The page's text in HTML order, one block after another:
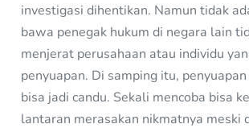
investigasi dihentikan. Namun tidak
bawa penegak hukum di negara lain
menjerat perusahaan atau individu
penyuapan. Di samping itu, penyuapan
bisa jadi candu. Sekali mencoba bisa
lantaran merasakan nikmatnya meski